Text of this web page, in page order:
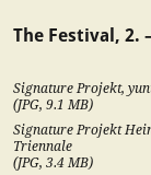
The Festival, 2.
Signature Projekt,
(JPG, 9.1 MB)
Signature Projekt
Triennale
(JPG, 3.4 MB)